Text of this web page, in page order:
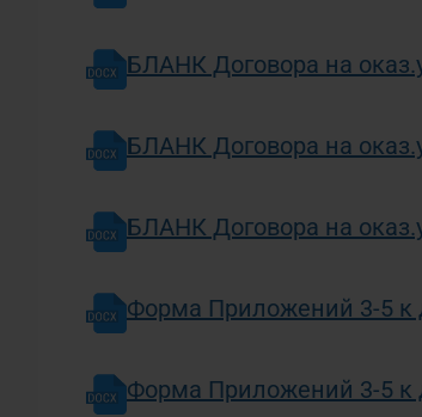
Личный кабинет
БЛАНК Договора на
БЛАНК Договора на
БЛАНК Договора на
Форма Приложений 3-5 к
Форма Приложений 3-5 к